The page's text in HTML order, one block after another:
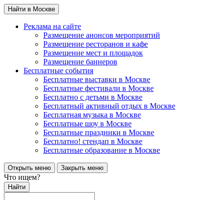
Найти в Москве
Реклама на сайте
Размещение анонсов мероприятий
Размещение ресторанов и кафе
Размещение мест и площадок
Размещение баннеров
Бесплатные события
Бесплатные выставки в Москве
Бесплатные фестивали в Москве
Бесплатно с детьми в Москве
Бесплатный активный отдых в Москве
Бесплатная музыка в Москве
Бесплатные шоу в Москве
Бесплатные праздники в Москве
Бесплатно! стендап в Москве
Бесплатные образование в Москве
Открыть меню Закрыть меню
Что ищем?
Найти